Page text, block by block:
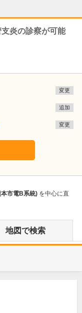
炎の診察が可能
変更
追加
変更
市電B系統) を中心に直
地図で検索